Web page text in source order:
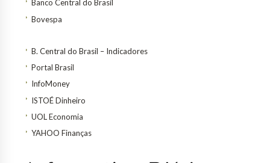
Banco Central do Brasil
Bovespa
B. Central do Brasil – Indicadores
Portal Brasil
InfoMoney
ISTOÉ Dinheiro
UOL Economia
YAHOO Finanças